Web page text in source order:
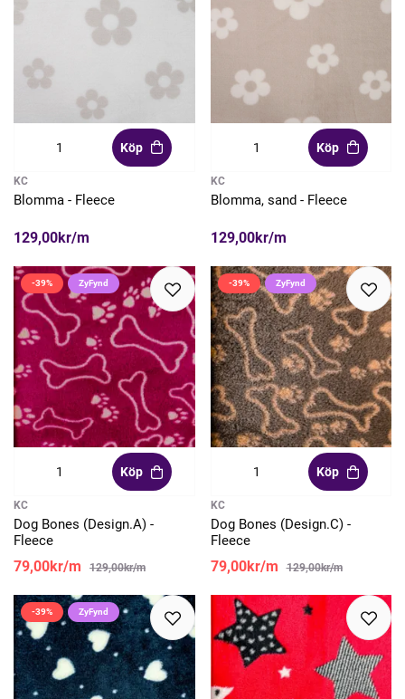
Köp
KC
Blomma - Fleece
129,00kr/m
Köp
KC
Blomma, sand - Fleece
129,00kr/m
-39% ZyFynd
Köp
KC
Dog Bones (Design.A) -
Fleece
79,00kr/m 129,00kr/m
-39% ZyFynd
Köp
KC
Dog Bones (Design.C) -
Fleece
79,00kr/m 129,00kr/m
-39% ZyFynd